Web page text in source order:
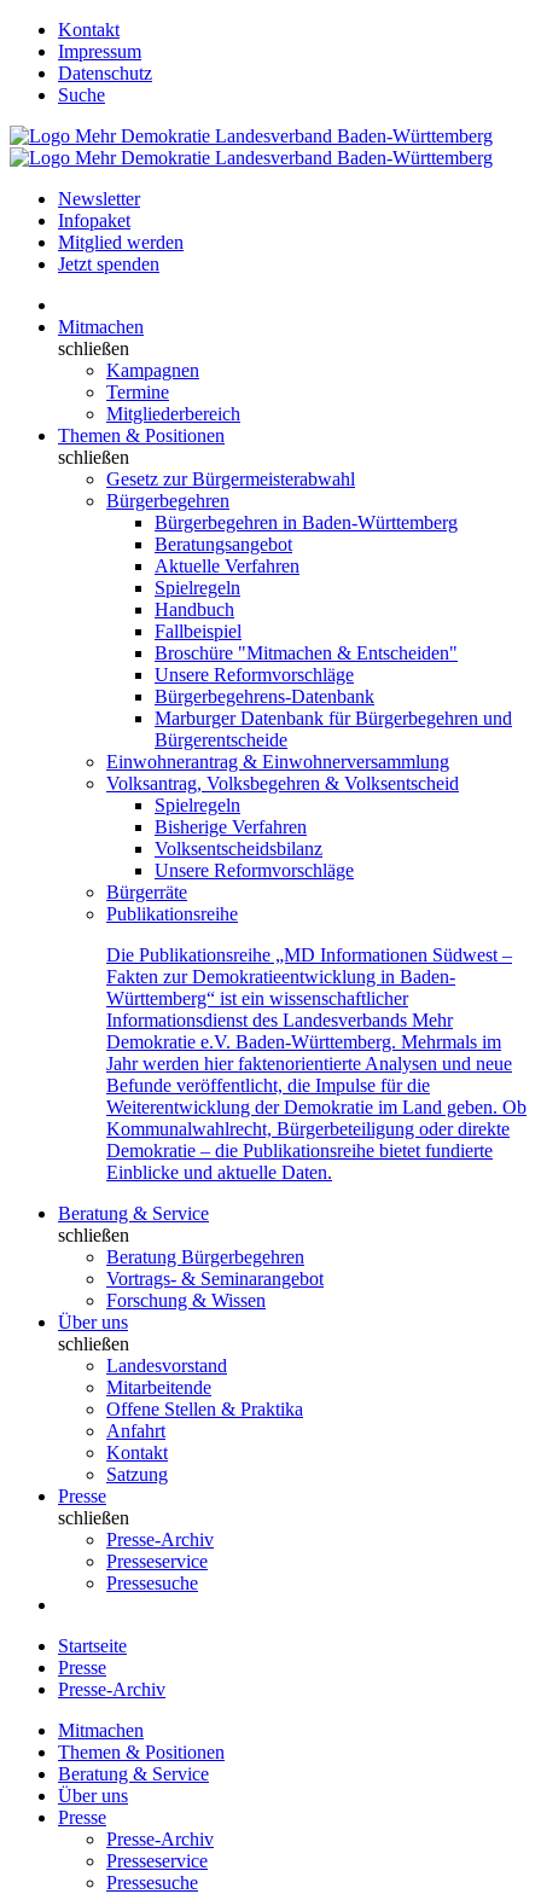
Kontakt
Impressum
Datenschutz
Suche
Newsletter
Infopaket
Mitglied werden
Jetzt spenden
Mitmachen
schließen
Kampagnen
Termine
Mitgliederbereich
Themen & Positionen
schließen
Gesetz zur Bürgermeisterabwahl
Bürgerbegehren
Bürgerbegehren in Baden-Württemberg
Beratungsangebot
Aktuelle Verfahren
Spielregeln
Handbuch
Fallbeispiel
Broschüre "Mitmachen & Entscheiden"
Unsere Reformvorschläge
Bürgerbegehrens-Datenbank
Marburger Datenbank für Bürgerbegehren und
Bürgerentscheide
Einwohnerantrag & Einwohnerversammlung
Volksantrag, Volksbegehren & Volksentscheid
Spielregeln
Bisherige Verfahren
Volksentscheidsbilanz
Unsere Reformvorschläge
Bürgerräte
Publikationsreihe
Die Publikationsreihe „MD Informationen Südwest –
Fakten zur Demokratieentwicklung in Baden-
Württemberg“ ist ein wissenschaftlicher
Informationsdienst des Landesverbands Mehr
Demokratie e.V. Baden-Württemberg. Mehrmals im
Jahr werden hier faktenorientierte Analysen und neue
Befunde veröffentlicht, die Impulse für die
Weiterentwicklung der Demokratie im Land geben. Ob
Kommunalwahlrecht, Bürgerbeteiligung oder direkte
Demokratie – die Publikationsreihe bietet fundierte
Einblicke und aktuelle Daten.
Beratung & Service
schließen
Beratung Bürgerbegehren
Vortrags- & Seminarangebot
Forschung & Wissen
Über uns
schließen
Landesvorstand
Mitarbeitende
Offene Stellen & Praktika
Anfahrt
Kontakt
Satzung
Presse
schließen
Presse-Archiv
Presseservice
Pressesuche
Startseite
Presse
Presse-Archiv
Mitmachen
Themen & Positionen
Beratung & Service
Über uns
Presse
Presse-Archiv
Presseservice
Pressesuche